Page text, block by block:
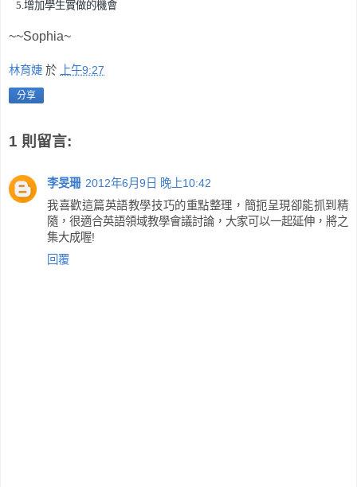
5. 增加學生實做的機會
~~Sophia~
林育婕 於 上午9:27
分享
1 則留言:
李旻珊 2012年6月9日 晚上10:42
我喜歡這篇英語教學技巧的重點整理，簡扼呈現卻能抓到精
隨，很適合英語領域教學會議討論，大家可以一起延伸，將之
集大成喔!
回覆